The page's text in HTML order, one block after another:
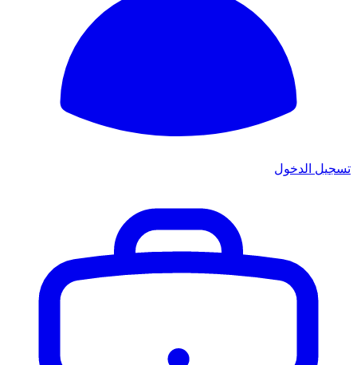
تسجيل الدخول